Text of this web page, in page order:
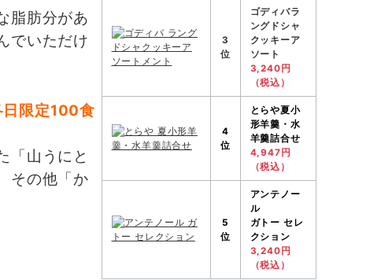
脂肪分があ
でいただけ
日限定100食
「山うにと
その他「か
3
位
ゴディバラ
ングドシャ
クッキーア
ソート
3,240円
（税込）
4
位
とらや夏小
形羊羹・水
羊羹詰合せ
4,947円
（税込）
5
位
アンテノー
ル
ガトー セレ
クション
3,240円
（税込）